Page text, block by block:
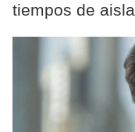
tiempos de